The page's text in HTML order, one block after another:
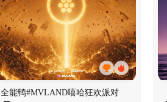
全能鸭#MVLAND嘻哈狂欢派对